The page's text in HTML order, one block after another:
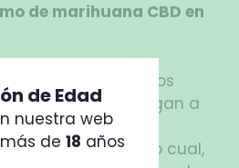
de marihuana CBD en
normal que muchos
visitantes que llegan a
comercializa
partes. Por lo cual,
de Edad
nuestra web
de18 años